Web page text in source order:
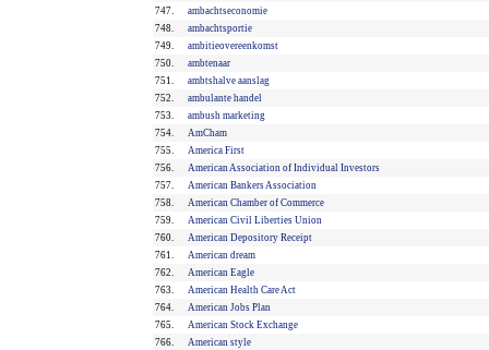
747.
ambachtseconomie
748.
ambachtsportie
749.
ambitieovereenkomst
750.
ambtenaar
751.
ambtshalve aanslag
752.
ambulante handel
753.
ambush marketing
754.
AmCham
755.
America First
756.
American Association of Individual Investors
757.
American Bankers Association
758.
American Chamber of Commerce
759.
American Civil Liberties Union
760.
American Depository Receipt
761.
American dream
762.
American Eagle
763.
American Health Care Act
764.
American Jobs Plan
765.
American Stock Exchange
766.
American style